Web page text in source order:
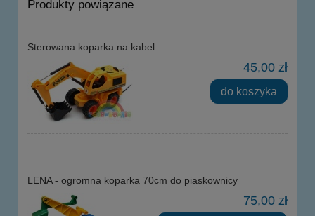
Produkty powiązane
Sterowana koparka na kabel
45,00 zł
do koszyka
LENA - ogromna koparka 70cm do piaskownicy
75,00 zł